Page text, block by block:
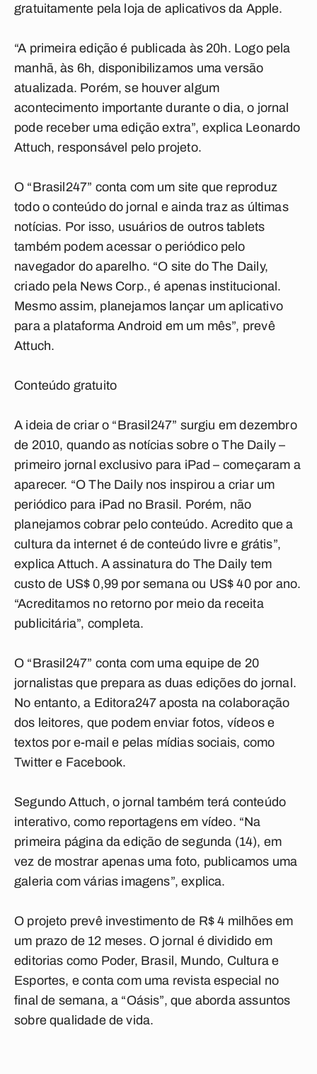
gratuitamente pela loja de aplicativos da Apple.
“A primeira edição é publicada às 20h. Logo pela
manhã, às 6h, disponibilizamos uma versão
atualizada. Porém, se houver algum
acontecimento importante durante o dia, o jornal
pode receber uma edição extra”, explica Leonardo
Attuch, responsável pelo projeto.
O “Brasil247” conta com um site que reproduz
todo o conteúdo do jornal e ainda traz as últimas
notícias. Por isso, usuários de outros tablets
também podem acessar o periódico pelo
navegador do aparelho. “O site do The Daily,
criado pela News Corp., é apenas institucional.
Mesmo assim, planejamos lançar um aplicativo
para a plataforma Android em um mês”, prevê
Attuch.
Conteúdo gratuito
A ideia de criar o “Brasil247” surgiu em dezembro
de 2010, quando as notícias sobre o The Daily –
primeiro jornal exclusivo para iPad – começaram a
aparecer. “O The Daily nos inspirou a criar um
periódico para iPad no Brasil. Porém, não
planejamos cobrar pelo conteúdo. Acredito que a
cultura da internet é de conteúdo livre e grátis”,
explica Attuch. A assinatura do The Daily tem
custo de US$ 0,99 por semana ou US$ 40 por ano.
“Acreditamos no retorno por meio da receita
publicitária”, completa.
O “Brasil247” conta com uma equipe de 20
jornalistas que prepara as duas edições do jornal.
No entanto, a Editora247 aposta na colaboração
dos leitores, que podem enviar fotos, vídeos e
textos por e-mail e pelas mídias sociais, como
Twitter e Facebook.
Segundo Attuch, o jornal também terá conteúdo
interativo, como reportagens em vídeo. “Na
primeira página da edição de segunda (14), em
vez de mostrar apenas uma foto, publicamos uma
galeria com várias imagens”, explica.
O projeto prevê investimento de R$ 4 milhões em
um prazo de 12 meses. O jornal é dividido em
editorias como Poder, Brasil, Mundo, Cultura e
Esportes, e conta com uma revista especial no
final de semana, a “Oásis”, que aborda assuntos
sobre qualidade de vida.